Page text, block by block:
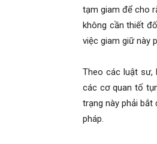
tạm giam để cho
không cần thiết
việc giam giữ này
Theo các luật sư,
các cơ quan tố
trạng này phải
pháp.